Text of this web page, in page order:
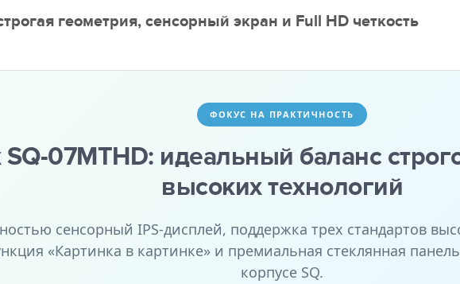
геометрия, сенсорный экран и Full HD четкость
ФОКУС НА ПРАКТИЧНОСТЬ
SQ-07MTHD: идеальный баланс
высоких технологий
сенсорный IPS-дисплей, поддержка трех стандартов
«Картинка в картинке» и премиальная стеклянная
корпусе SQ.